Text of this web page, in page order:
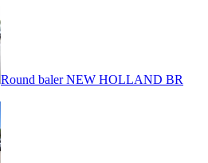
Round baler NEW HOLLAND BR